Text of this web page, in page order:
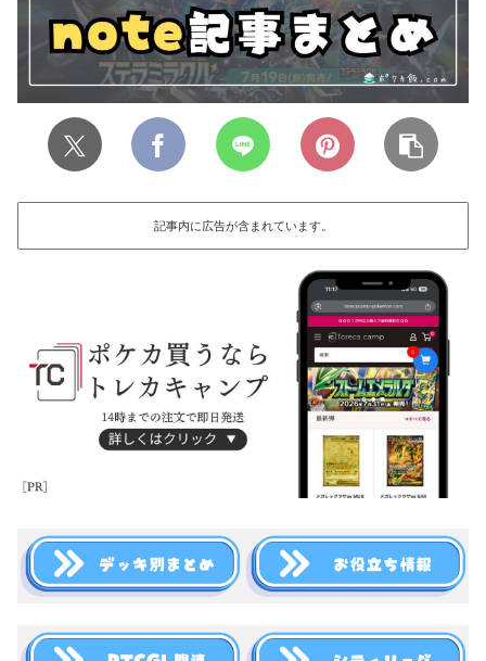
記事内に広告が含まれています。